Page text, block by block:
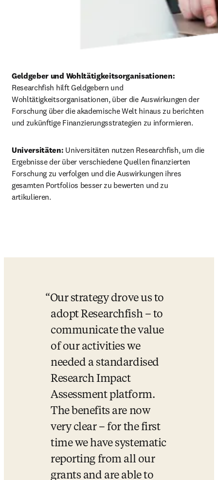
Researchfish hilft Geldgebern und
Wohltätigkeitsorganisationen, über die Auswirkungen der
Forschung über die akademische Welt hinaus zu berichten
und zukünftige Finanzierungsstrategien zu informieren.
Universitäten: Universitäten nutzen Researchfish, um die
Ergebnisse der über verschiedene Quellen finanzierten
Forschung zu verfolgen und die Auswirkungen ihres
gesamten Portfolios besser zu bewerten und zu
artikulieren.
Our strategy drove us to
adopt Researchfish – to
communicate the value
of our activities we
needed a standardised
Research Impact
Assessment platform.
The benefits are now
very clear – for the first
time we have systematic
reporting from all our
grants and are able to